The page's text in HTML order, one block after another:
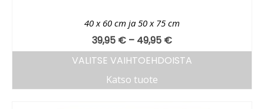
40 x 60 cm ja 50 x 75 cm
39,95 € – 49,95 €
VALITSE VAIHTOEHDOISTA
Katso tuote